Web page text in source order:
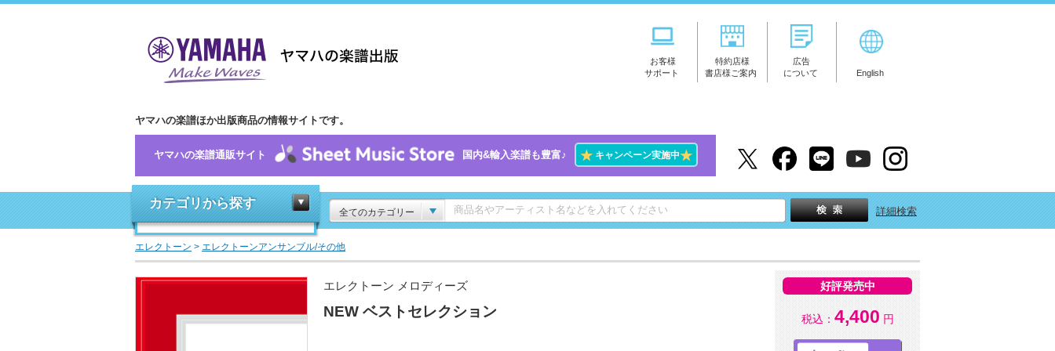
お客様
サポート
特約店様
書店様ご案内
広告
について
English
ヤマハの楽譜ほか出版商品の情報サイトです。
ヤマハの楽譜通販サイト 国内&輸入楽譜も豊富♪ ★キャンペーン実施中★
カテゴリから探す
全てのカテゴリー 詳細検索
エレクトーン > エレクトーンアンサンブル/その他
エレクトーン メロディーズ
NEW ベストセレクション
好評発売中
税込： 4,400 円